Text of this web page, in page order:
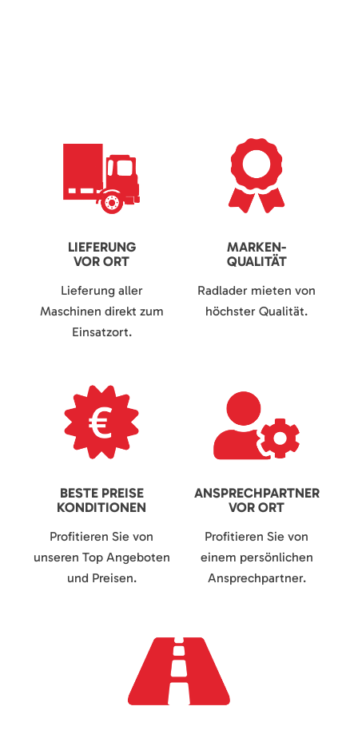
LIEFERUNG
VOR ORT
Lieferung aller
Maschinen direkt zum
Einsatzort.
MARKEN-
QUALITÄT
Radlader mieten von
höchster Qualität.
BESTE PREISE
KONDITIONEN
Profitieren Sie von
unseren Top Angeboten
und Preisen.
ANSPRECHPARTNER
VOR ORT
Profitieren Sie von
einem persönlichen
Ansprechpartner.